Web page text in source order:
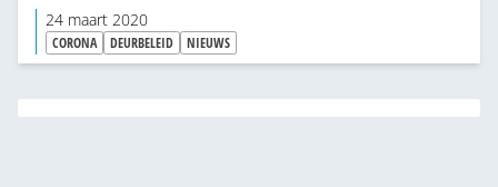
24 maart 2020
CORONA DEURBELEID NIEUWS